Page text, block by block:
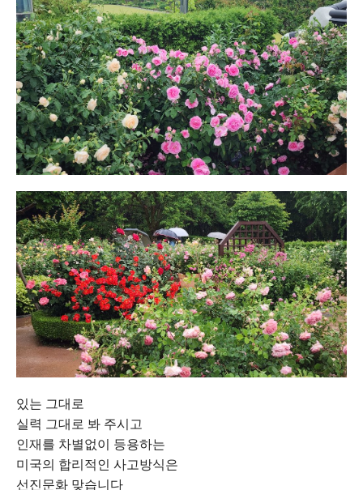
있는 그대로
실력 그대로 봐 주시고
인재를 차별없이 등용하는
미국의 합리적인 사고방식은
선진문화 맞습니다